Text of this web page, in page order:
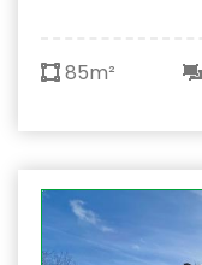
85m²